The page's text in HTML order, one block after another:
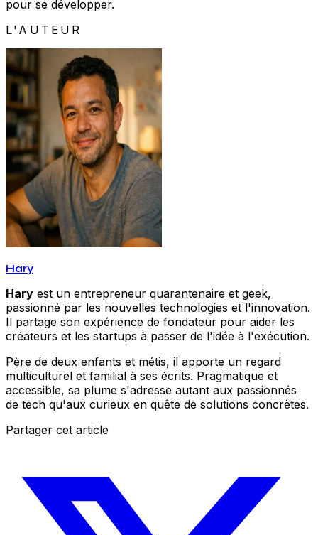
pour se développer.
L'AUTEUR
Hary
Hary est un entrepreneur quarantenaire et geek,
passionné par les nouvelles technologies et l'innovation.
Il partage son expérience de fondateur pour aider les
créateurs et les startups à passer de l'idée à l'exécution.
Père de deux enfants et métis, il apporte un regard
multiculturel et familial à ses écrits. Pragmatique et
accessible, sa plume s'adresse autant aux passionnés
de tech qu'aux curieux en quête de solutions concrètes.
Partager cet article